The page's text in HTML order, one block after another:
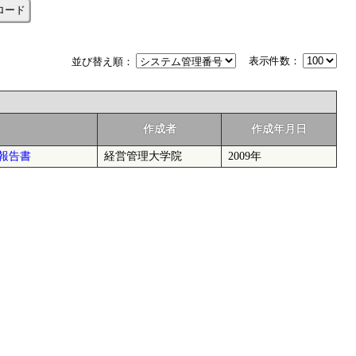
ード
表示件数：
並び替え順：
作成者 作成年月日
告書 経営管理大学院 2009年